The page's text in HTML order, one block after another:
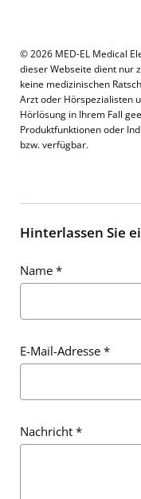
© 2026 MED-EL Medical
dieser Webseite dient nur
keine medizinischen
Arzt oder Hörspezialisten
Hörlösung in Ihrem Fall
Produktfunktionen oder
bzw. verfügbar.
Hinterlassen Sie
Name *
E-Mail-Adresse *
Nachricht *